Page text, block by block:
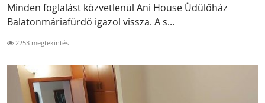
Minden foglalást közvetlenül Ani House Üdülőház
Balatonmáriafürdő igazol vissza. A s...
2253 megtekintés